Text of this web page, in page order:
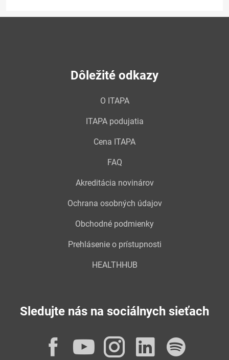
Dôležité odkazy
O ITAPA
ITAPA podujatia
Cena ITAPA
FAQ
Akreditácia novinárov
Ochrana osobných údajov
Obchodné podmienky
Prehlásenie o prístupnosti
HEALTHHUB
Sledujte nás na sociálnych sieťach
Facebook
YouTube
Instagram